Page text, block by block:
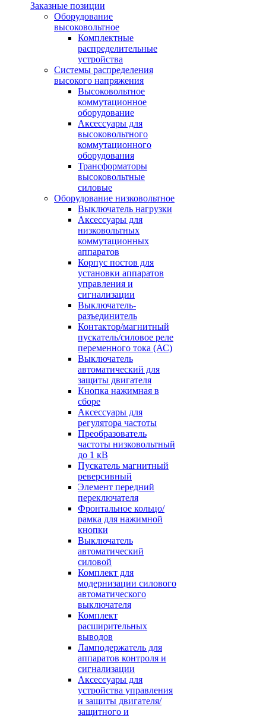
Заказные позиции
Оборудование
высоковольтное
Комплектные
распределительные
устройства
Системы распределения
высокого напряжения
Высоковольтное
коммутационное
оборудование
Аксессуары для
высоковольтного
коммутационного
оборудования
Трансформаторы
высоковольтные
силовые
Оборудование низковольтное
Выключатель нагрузки
Аксессуары для
низковольтных
коммутационных
аппаратов
Корпус постов для
установки аппаратов
управления и
сигнализации
Выключатель-
разъединитель
Контактор/магнитный
пускатель/силовое реле
переменного тока (АС)
Выключатель
автоматический для
защиты двигателя
Кнопка нажимная в
сборе
Аксессуары для
регулятора частоты
Преобразователь
частоты низковольтный
до 1 кВ
Пускатель магнитный
реверсивный
Элемент передний
переключателя
Фронтальное кольцо/
рамка для нажимной
кнопки
Выключатель
автоматический
силовой
Комплект для
модернизации силового
автоматического
выключателя
Комплект
расширительных
выводов
Ламподержатель для
аппаратов контроля и
сигнализации
Аксессуары для
устройства управления
и защиты двигателя/
защитного и